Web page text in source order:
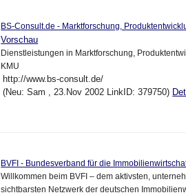
BS-Consult.de - Marktforschung,
Vorschau
Dienstleistungen in Marktforschung,
KMU
http://www.bs-consult.de/
(Neu: Sam , 23.Nov 2002 LinkID: 379750)
BVFI - Bundesverband für die
Willkommen beim BVFI – dem aktivsten,
sichtbarsten Netzwerk der deutschen